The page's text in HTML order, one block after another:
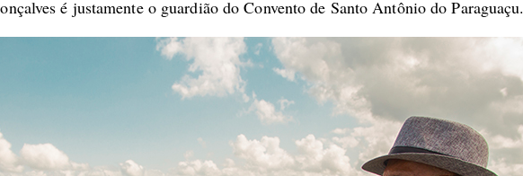
é justamente o guardião do Convento de Santo Antônio do Paraguaçu.